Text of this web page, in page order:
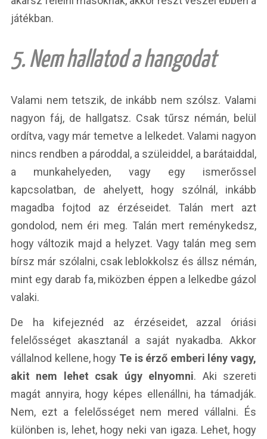
játékban.
5. Nem hallatod a hangodat
Valami nem tetszik, de inkább nem szólsz. Valami
nagyon fáj, de hallgatsz. Csak tűrsz némán, belül
ordítva, vagy már temetve a lelkedet. Valami nagyon
nincs rendben a pároddal, a szüleiddel, a barátaiddal,
a munkahelyeden, vagy egy ismerőssel
kapcsolatban, de ahelyett, hogy szólnál, inkább
magadba fojtod az érzéseidet. Talán mert azt
gondolod, nem éri meg. Talán mert reménykedsz,
hogy változik majd a helyzet. Vagy talán meg sem
bírsz már szólalni, csak leblokkolsz és állsz némán,
mint egy darab fa, miközben éppen a lelkedbe gázol
valaki.
De ha kifejeznéd az érzéseidet, azzal óriási
felelősséget akasztanál a saját nyakadba. Akkor
vállalnod kellene, hogy Te is érző emberi lény vagy,
akit nem lehet csak úgy elnyomni. Aki szereti
magát annyira, hogy képes ellenállni, ha támadják.
Nem, ezt a felelősséget nem mered vállalni. És
különben is, lehet, hogy neki van igaza. Lehet, hogy